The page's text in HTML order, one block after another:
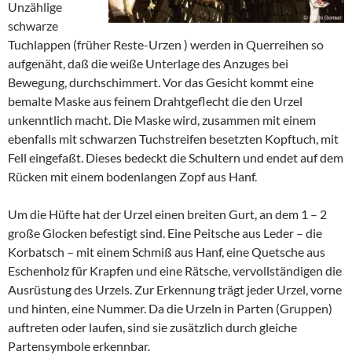
Unzählige
schwarze
Tuchlappen (früher Reste-Urzen ) werden in Querreihen so
aufgenäht, daß die weiße Unterlage des Anzuges bei
Bewegung, durchschimmert. Vor das Gesicht kommt eine
bemalte Maske aus feinem Drahtgeflecht die den Urzel
unkenntlich macht. Die Maske wird, zusammen mit einem
ebenfalls mit schwarzen Tuchstreifen besetzten Kopftuch, mit
Fell eingefaßt. Dieses bedeckt die Schultern und endet auf dem
Rücken mit einem bodenlangen Zopf aus Hanf.
Um die Hüfte hat der Urzel einen breiten Gurt, an dem 1 – 2
große Glocken befestigt sind. Eine Peitsche aus Leder – die
Korbatsch – mit einem Schmiß aus Hanf, eine Quetsche aus
Eschenholz für Krapfen und eine Rätsche, vervollständigen die
Ausrüstung des Urzels. Zur Erkennung trägt jeder Urzel, vorne
und hinten, eine Nummer. Da die Urzeln in Parten (Gruppen)
auftreten oder laufen, sind sie zusätzlich durch gleiche
Partensymbole erkennbar.